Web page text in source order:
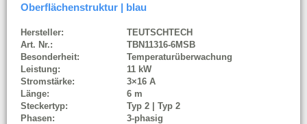
Oberflächenstruktur | blau
Hersteller:
TEUTSCHTECH
Art. Nr.:
TBN11316-6MSB
Besonderheit:
Leistung:
Temperaturüberwachung
11 kW
Stromstärke:
Länge:
3×16 A
6 m
Steckertyp:
Phasen:
Typ 2 | Typ 2
3-phasig